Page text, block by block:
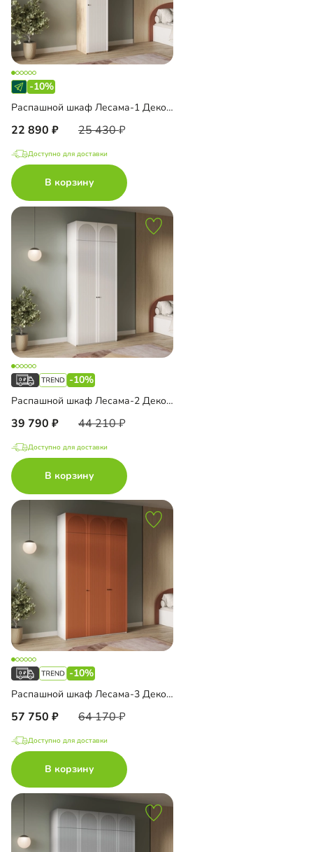
-10%
Распашной шкаф Лесама-1 Декор 1 с антресолью
22 890 25 430
Доступно для доставки
В корзину
-10%
Распашной шкаф Лесама-2 Декор 1 с антресолью
39 790 44 210
Доступно для доставки
В корзину
-10%
Распашной шкаф Лесама-3 Декор 1 с антресолью
57 750 64 170
Доступно для доставки
В корзину